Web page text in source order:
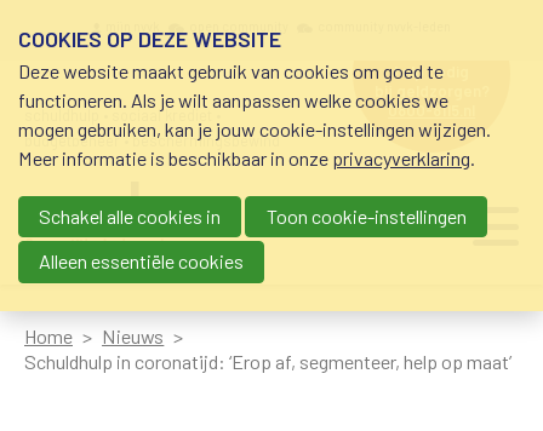
schuldhulp • sociaal krediet •
budgetbeheer • beschermingsbewind
hulp nodig
bij geldzorgen?
0800-8115.nl
Main navigation
Home
Nieuws
Schuldhulp in coronatijd: ‘Erop af, segmenteer, help op maat’
COOKIES OP DEZE WEBSITE
Deze website maakt gebruik van cookies om goed te
functioneren. Als je wilt aanpassen welke cookies we
mogen gebruiken, kan je jouw cookie-instellingen wijzigen.
Meer informatie is beschikbaar in onze privacyverklaring.
Schakel alle cookies in
Toon cookie-instellingen
Alleen essentiële cookies